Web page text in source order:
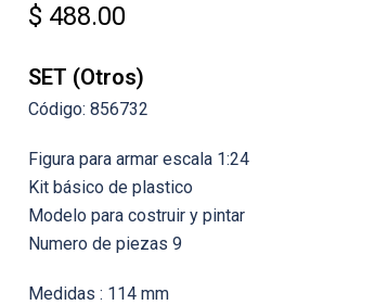
$ 488.00
SET (Otros)
Código: 856732
Figura para armar escala 1:24
Kit básico de plastico
Modelo para costruir y pintar
Numero de piezas 9
Medidas : 114 mm